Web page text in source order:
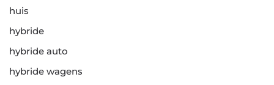
huis
hybride
hybride auto
hybride wagens